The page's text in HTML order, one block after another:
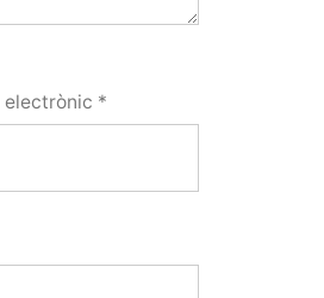
electrònic *